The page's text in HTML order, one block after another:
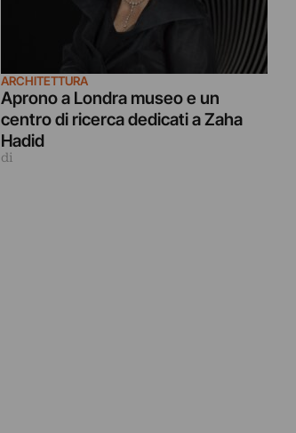
ARCHITETTURA
Aprono a Londra museo e un
centro di ricerca dedicati a Zaha
Hadid
di